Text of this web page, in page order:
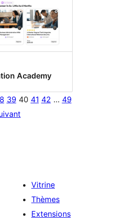
Academy
39 40 41 42 … 49
Vitrine
Thèmes
Extensions